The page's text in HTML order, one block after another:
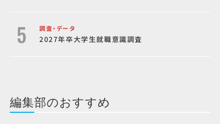
調査・データ
2027年卒大学生就職意識調査
編集部のおすすめ